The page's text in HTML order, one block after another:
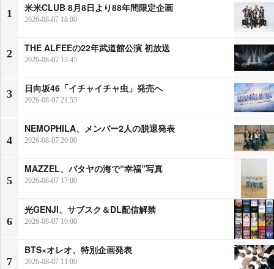
1
米米CLUB 8月8日より88年間限定企画
2026-08-07 18:00
2
THE ALFEEの22年武道館公演 初放送
2026-08-07 13:45
3
日向坂46「イチャイチャ虫」発売へ
2026-08-07 21:55
4
NEMOPHILA、メンバー2人の脱退発表
2026-08-07 20:00
5
MAZZEL、パタヤの海で“幸福”写真
2026-08-07 17:00
6
光GENJI、サブスク＆DL配信解禁
2026-08-07 10:00
7
BTS×オレオ、特別企画発表
2026-08-07 11:00